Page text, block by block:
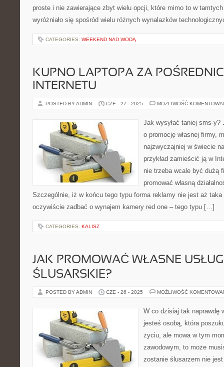
proste i nie zawierające zbyt wielu opcji, które mimo to w
wyróżniało się spośród wielu różnych wynalazków
CATEGORIES: WEEKEND NAD WODĄ
KUPNO LAPTOPA ZA
INTERNETU
POSTED BY ADMIN CZE - 27 - 2025 MOŻLIWOŚĆ
Jak wysyłać taniej sms-
o promocję własnej firmy,
najzwyczajniej w świecie
przykład zamieścić ją w
nie trzeba wcale być dużą
promować własną
Szczególnie, iż w końcu tego typu forma reklamy nie jest aż
oczywiście zadbać o wynajem kamery red one – tego typu […]
CATEGORIES: KALISZ
JAK PROMOWAĆ WŁASNE
ŚLUSARSKIE?
POSTED BY ADMIN CZE - 26 - 2025 MOŻLIWOŚĆ
W co dzisiaj tak naprawdę
jesteś osobą, która
życiu, ale mowa w tym
zawodowym, to może
zostanie ślusarzem nie